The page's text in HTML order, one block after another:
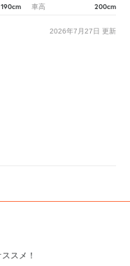
190cm 車高 200cm
2026年7月27日 更新
スメ！